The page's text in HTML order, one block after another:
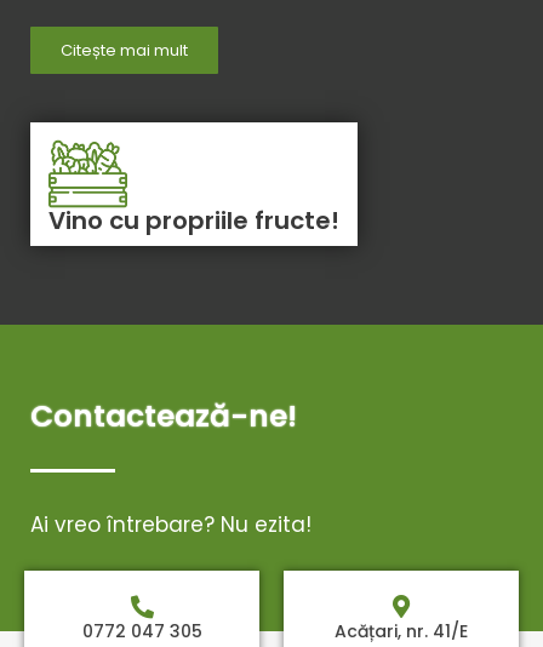
Citește mai mult
Vino cu propriile fructe!
Contactează-ne!
Ai vreo întrebare? Nu ezita!
0772 047 305 Acățari, nr. 41/E